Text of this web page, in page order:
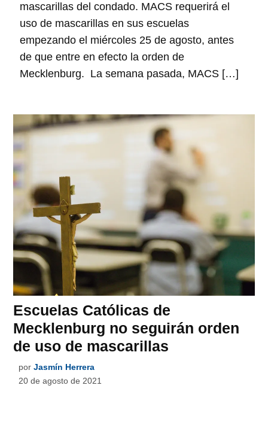
mascarillas del condado. MACS requerirá el
uso de mascarillas en sus escuelas
empezando el miércoles 25 de agosto, antes
de que entre en efecto la orden de
Mecklenburg. La semana pasada, MACS […]
Escuelas Católicas de
Mecklenburg no seguirán orden
de uso de mascarillas
por Jasmín Herrera
20 de agosto de 2021